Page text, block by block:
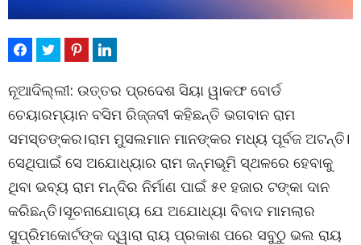
ନୂଆଦିଲ୍ଲୀ: ଉତ୍ତର ପ୍ରଦେଶ ସିୟା ୱାକଫ ବୋର୍ଡ
ଚେୟାରମ୍ୟାନ ବସିମ ରିଜ୍ଜବୀ କହିଛନ୍ତି ଭଗବାନ ରାମ
ସମସ୍ତଙ୍କର।ରାମ ମୁସଲମାନ ମାନଙ୍କର ମଧ୍ୟ ପୂର୍ବଜ ଅଟନ୍ତି।
ସେଥିପାଇଁ ସେ ଅଯୋଧ୍ୟାର ରାମ ଜନ୍ମଭୂମି ସ୍ଥଳରେ ହେବାକୁ
ଥିବା ଭବ୍ୟ ରାମ ମନ୍ଦିର ନିର୍ମାଣ ପାଇଁ ୫୧ ହଜାର ଟଙ୍କା ଦାନ
କରିଛନ୍ତି।ସୂଚନାଯୋଗ୍ୟ ଯେ ଅଯୋଧ୍ୟା ବିବାଦ ମାମଲାର
ସୁପ୍ରିମକୋର୍ଟଙ୍କ ଦ୍ୱାରା ରାୟ ପ୍ରକାଶ ପରେ ସବୁଠୁ ଭଲ ରାୟ